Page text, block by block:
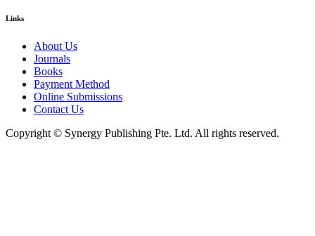
Links
About Us
Journals
Books
Payment Method
Online Submissions
Contact Us
Copyright © Synergy Publishing Pte. Ltd. All rights reserved.